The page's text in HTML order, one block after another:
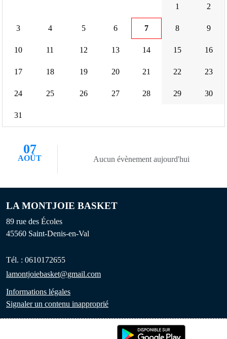
1 2
3 4 5 6 7 8 9
10 11 12 13 14 15 16
17 18 19 20 21 22 23
24 25 26 27 28 29 30
31
07
AOÛT Aucun évènement aujourd'hui
LA MONTJOIE BASKET
89 rue des Écoles
45560 Saint-Denis-en-Val
Tél. : 0610172655
lamontjoiebasket@gmail.com
Informations légales
Signaler un contenu inapproprié